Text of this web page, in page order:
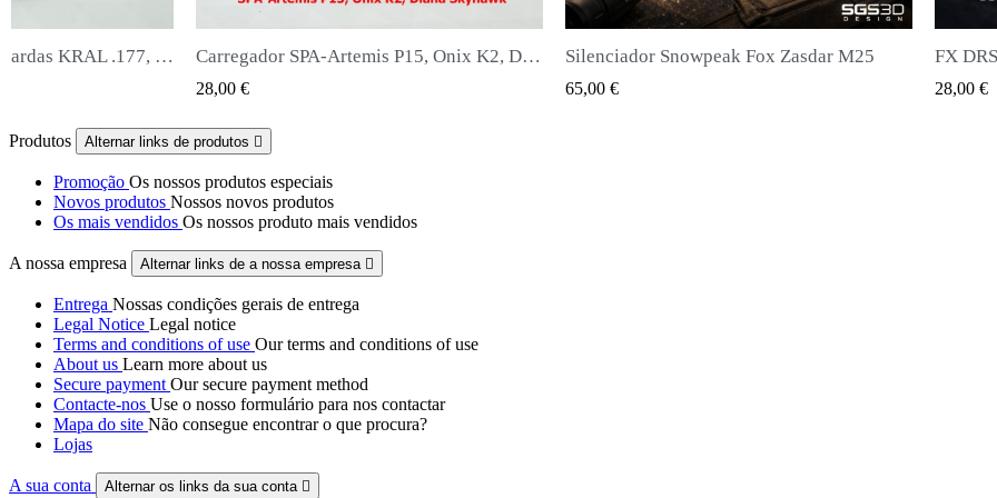
VIEW Carregador SPA-Artemis P15, Onix K2, Diana Skyhawk QUICK VIEW
Silenciador Snowpeak Fox Zasdar M25
65,00 €
QUICK VIEW
FX DRS Carregador
28,00 €
Produtos Alternar links de produtos 
Promoção Os nossos produtos especiais
Novos produtos Nossos novos produtos
Os mais vendidos Os nossos produto mais vendidos
A nossa empresa Alternar links de a nossa empresa 
Entrega Nossas condições gerais de entrega
Legal Notice Legal notice
Terms and conditions of use Our terms and conditions of use
About us Learn more about us
Secure payment Our secure payment method
Contacte-nos Use o nosso formulário para nos contactar
Mapa do site Não consegue encontrar o que procura?
Lojas
A sua conta Alternar os links da sua conta 